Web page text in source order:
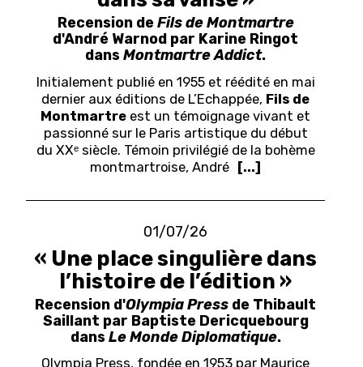
Recension deFils de Montmartre
d'André Warnod par Karine Ringot
dans Montmartre Addict.
Initialement publié en 1955 et réédité en mai
dernier aux éditions de L’Echappée, Fils de
Montmartre est un témoignage vivant et
passionné sur le Paris artistique du début
du XXᵉ siècle. Témoin privilégié de la bohème
montmartroise, André
[...]
01/07/26
« Une place singulière dans
l’histoire de l’édition »
Recension d'Olympia Press de Thibault
Saillant par Baptiste Dericquebourg
dans Le Monde Diplomatique.
Olympia Press, fondée en 1953 par Maurice